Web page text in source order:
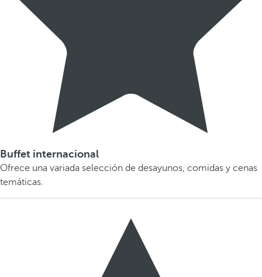
Buffet internacional
Ofrece una variada selección de desayunos, comidas y cenas
temáticas.